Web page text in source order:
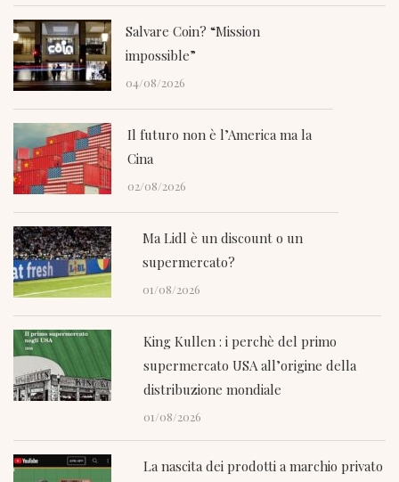
Salvare Coin? “Mission
impossible”
04/08/2026
Il futuro non è l’America ma la
Cina
02/08/2026
Ma Lidl è un discount o un
supermercato?
01/08/2026
King Kullen : i perchè del primo
supermercato USA all’origine della
distribuzione mondiale
01/08/2026
La nascita dei prodotti a marchio privato